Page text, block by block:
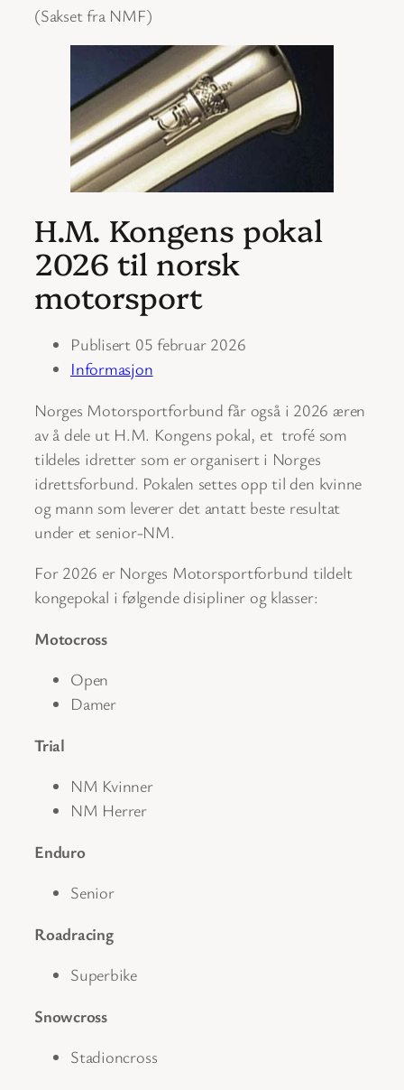
(Sakset fra NMF)
H.M. Kongens pokal
2026 til norsk
motorsport
Publisert 05 februar 2026
Informasjon
Norges Motorsportforbund får også i 2026 æren
av å dele ut H.M. Kongens pokal, et trofé som
tildeles idretter som er organisert i Norges
idrettsforbund. Pokalen settes opp til den kvinne
og mann som leverer det antatt beste resultat
under et senior-NM.
For 2026 er Norges Motorsportforbund tildelt
kongepokal i følgende disipliner og klasser:
Motocross
Open
Damer
Trial
NM Kvinner
NM Herrer
Enduro
Senior
Roadracing
Superbike
Snowcross
Stadioncross